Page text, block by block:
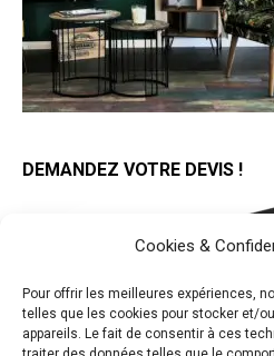
Cookies &
Pour offrir les meilleures expériences,
telles que les cookies pour stocker et/
appareils. Le fait de consentir à ces
DEMANDEZ VOTRE DEVIS !